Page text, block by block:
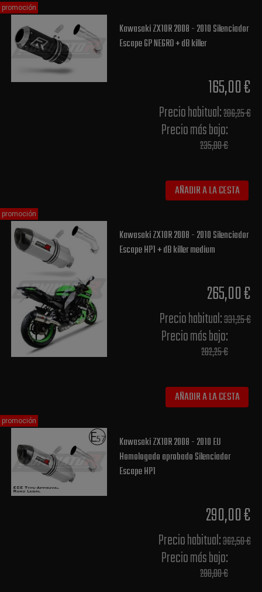
Kawasaki ZX10R 2008 - 2010 Silenciador
Escape GP NEGRO + dB killer
165,00 €
Precio habitual​:206,25 €
Precio más bajo​:
235,00 €
AÑADIR A LA CESTA
promoción
Kawasaki ZX10R 2008 - 2010 Silenciador
Escape HP1 + dB killer medium
265,00 €
Precio habitual​:331,25 €
Precio más bajo​:
282,25 €
AÑADIR A LA CESTA
promoción
Kawasaki ZX10R 2008 - 2010 EU
Homologado aprobado Silenciador
Escape HP1
290,00 €
Precio habitual​:362,50 €
Precio más bajo​:
288,00 €
promoción